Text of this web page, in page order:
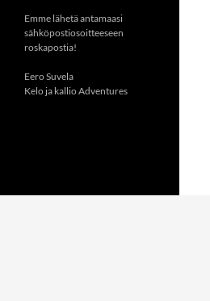
Emme lähetä antamaasi
sähköpostiosoitteeseen
roskapostia!
Eero Suvela
Kelo ja kallio Adventures